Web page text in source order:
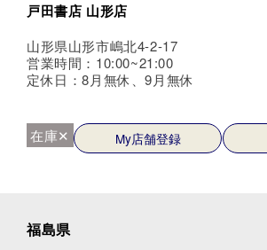
戸田書店 山形店
山形県山形市嶋北4-2-17
営業時間：10:00~21:00
定休日：8月無休、9月無休
在庫✕ My店舗登録
福島県